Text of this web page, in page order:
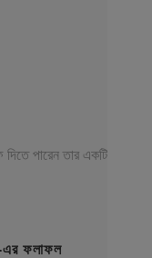
পারেন তার একটি
এর ফলাফল